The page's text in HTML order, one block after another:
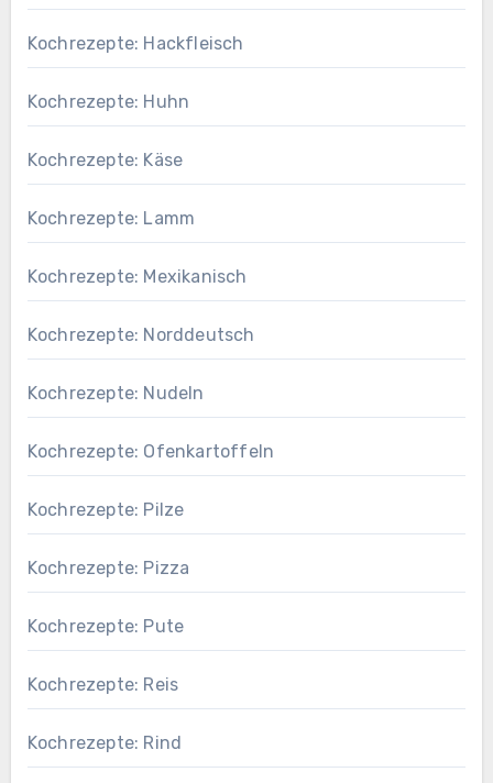
Kochrezepte: Hackfleisch
Kochrezepte: Huhn
Kochrezepte: Käse
Kochrezepte: Lamm
Kochrezepte: Mexikanisch
Kochrezepte: Norddeutsch
Kochrezepte: Nudeln
Kochrezepte: Ofenkartoffeln
Kochrezepte: Pilze
Kochrezepte: Pizza
Kochrezepte: Pute
Kochrezepte: Reis
Kochrezepte: Rind